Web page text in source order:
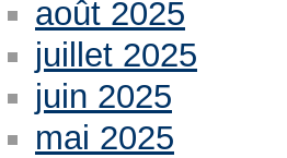
août 2025
juillet 2025
juin 2025
mai 2025